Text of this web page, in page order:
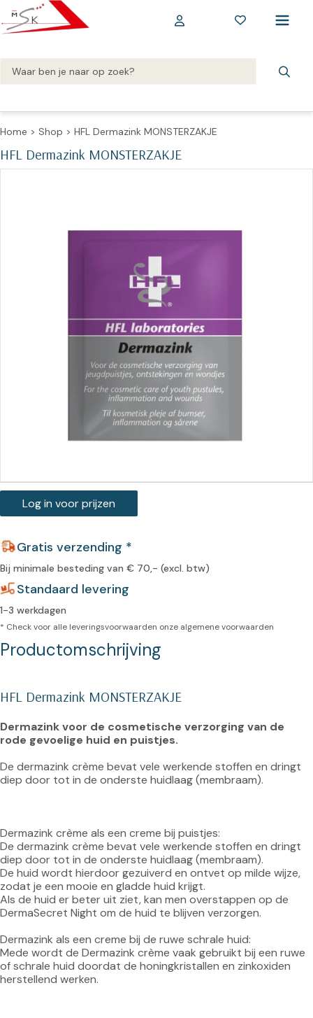
Home > Shop > HFL Dermazink MONSTERZAKJE
HFL Dermazink MONSTERZAKJE
Log in voor prijzen
Gratis verzending *
Bij minimale besteding van € 70,- (excl. btw)
Standaard levering
1-3 werkdagen
* Check voor alle leveringsvoorwaarden onze algemene voorwaarden
Productomschrijving
HFL Dermazink MONSTERZAKJE
Dermazink voor de cosmetische verzorging van de
rode gevoelige huid en puistjes.
De dermazink crème bevat vele werkende stoffen en dringt
diep door tot in de onderste huidlaag (membraam).
Dermazink crème als een creme bij puistjes:
De dermazink crème bevat vele werkende stoffen en dringt
diep door tot in de onderste huidlaag (membraam).
De huid wordt hierdoor gezuiverd en ontvet op milde wijze,
zodat je een mooie en gladde huid krijgt.
Als de huid er beter uit ziet, kan men overstappen op de
DermaSecret Night om de huid te blijven verzorgen.
Dermazink als een creme bij de ruwe schrale huid:
Mede wordt de Dermazink crème vaak gebruikt bij een ruwe
of schrale huid doordat de honingkristallen en zinkoxiden
herstellend werken.